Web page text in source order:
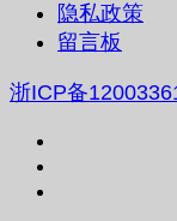
隐私政策
留言板
浙ICP备